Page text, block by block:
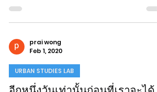
work during Bangkok Design Week
with passionate people interested in
prai wong
Feb 1, 2020